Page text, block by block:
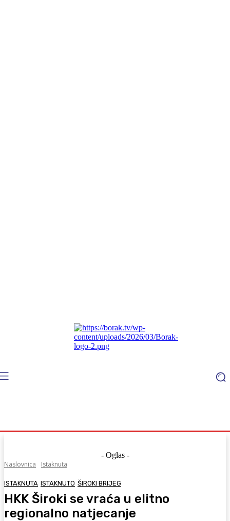
- Oglas -
Naslovnica
Istaknuta
ISTAKNUTA ISTAKNUTO ŠIROKI BRIJEG
HKK Široki se vraća u elitno
regionalno natjecanje